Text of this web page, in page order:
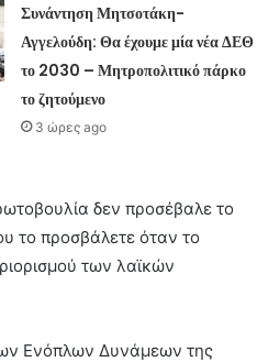
Συνάντηση Μητσοτάκη-
Αγγελούδη: Θα έχουμε μία νέα ΔΕΘ
το 2030 – Μητροπολιτικό πάρκο
το ζητούμενο
3 ώρες ago
δεν προσέβαλε το
το προσβάλετε όταν το
των λαϊκών
Ενόπλων Δυνάμεων της